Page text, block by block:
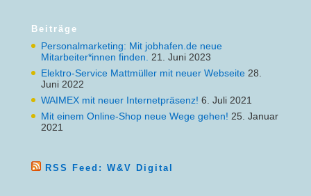
Beiträge
Personalmarketing: Mit jobhafen.de neue
Mitarbeiter*innen finden.
21. Juni 2023
Elektro-Service Mattmüller mit neuer Webseite 28.
Juni 2022
WAIMEX mit neuer Internetpräsenz! 6. Juli 2021
Mit einem Online-Shop neue Wege gehen! 25. Januar
2021
RSS Feed: W&V Digital